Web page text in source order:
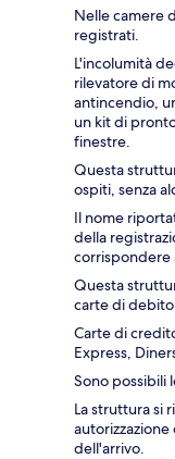
Nelle camere
registrati.
L'incolumità
rilevatore di
antincendio,
un kit di
finestre.
Questa
ospiti, senza
Il nome
della
corrispondere
Questa
carte di
Carte di
Express,
Sono possibili
La struttura si
dell'arrivo.